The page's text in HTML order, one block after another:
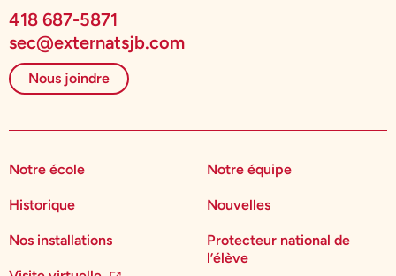
418 687-5871
sec@externatsjb.com
Nous joindre
Notre école
Historique
Nos installations
Notre équipe
Nouvelles
Protecteur national de
l’élève